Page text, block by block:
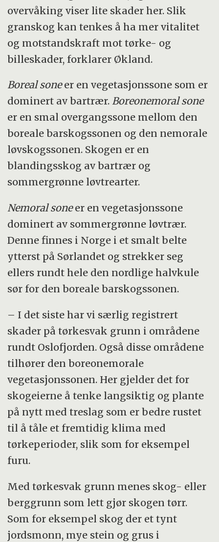
overvåking viser lite skader her. Slik
granskog kan tenkes å ha mer vitalitet
og motstandskraft mot tørke- og
billeskader, forklarer Økland.
Boreal soneer en vegetasjonssone som er
dominert av bartrær. Boreonemoral sone
er en smal overgangssone mellom den
boreale barskogssonen og den nemorale
løvskogssonen. Skogen er en
blandingsskog av bartrær og
sommergrønne løvtrearter.
Nemoral soneer en vegetasjonssone
dominert av sommergrønne løvtrær.
Denne finnes i Norge i et smalt belte
ytterst på Sørlandet og strekker seg
ellers rundt hele den nordlige halvkule
sør for den boreale barskogssonen.
– I det siste har vi særlig registrert
skader på tørkesvak grunn i områdene
rundt Oslofjorden. Også disse områdene
tilhører den boreonemorale
vegetasjonssonen. Her gjelder det for
skogeierne å tenke langsiktig og plante
på nytt med treslag som er bedre rustet
til å tåle et fremtidig klima med
tørkeperioder, slik som for eksempel
furu.
Med tørkesvak grunn menes skog- eller
berggrunn som lett gjør skogen tørr.
Som for eksempel skog der et tynt
jordsmonn, mye stein og grus i